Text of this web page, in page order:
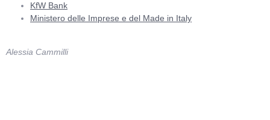
KfW Bank
Ministero delle Imprese e del Made in Italy
Alessia Cammilli